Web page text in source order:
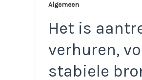
Algemeen
Het is
verhuren,
stabiele